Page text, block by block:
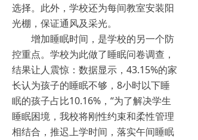
选择。此外，学校还为每间教室安装阳
光棚，保证通风及采光。
增加睡眠时间，是学校的另一个防
控重点。学校为此做了睡眠问卷调查，
结果让人震惊：数据显示，43.15%的家
长认为孩子的睡眠不够，8小时以下睡
眠的孩子占比10.16%，“为了解决学生
睡眠困境，我校将刚性约束和柔性管理
相结合，推迟上学时间，落实午间睡眠